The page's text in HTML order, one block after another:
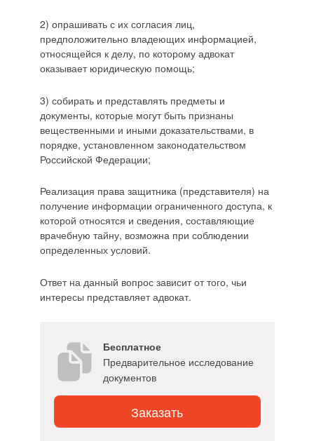
2) опрашивать с их согласия лиц,
предположительно владеющих информацией,
относящейся к делу, по которому адвокат
оказывает юридическую помощь;
3) собирать и представлять предметы и
документы, которые могут быть признаны
вещественными и иными доказательствами, в
порядке, установленном законодательством
Российской Федерации;
Реализация права защитника (представителя) на
получение информации ограниченного доступа, к
которой относятся и сведения, составляющие
врачебную тайну, возможна при соблюдении
определенных условий.
Ответ на данный вопрос зависит от того, чьи
интересы представляет адвокат.
Бесплатное
Предварительное исследование
документов
Заказать